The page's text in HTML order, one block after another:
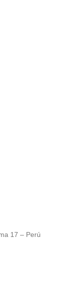
17 – Perú